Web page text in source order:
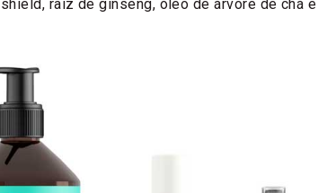
raiz de ginseng, óleo de árvore de chá e